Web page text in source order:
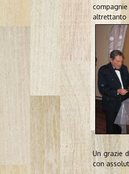
altrettanto
Un grazie
con